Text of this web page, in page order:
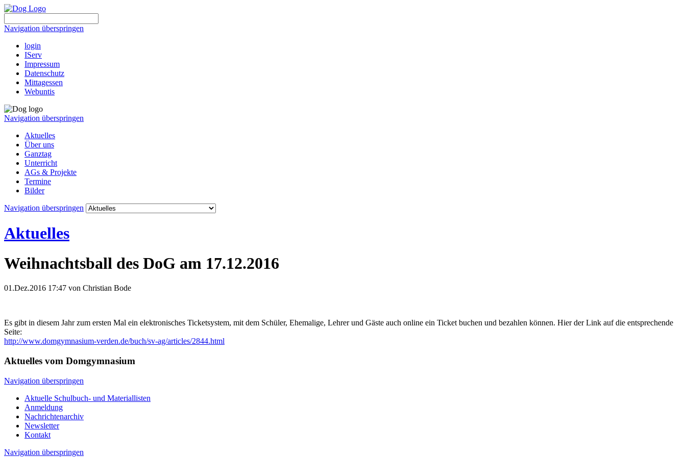
Navigation überspringen
login
IServ
Impressum
Datenschutz
Mittagessen
Webuntis
Navigation überspringen
Aktuelles
Über uns
Ganztag
Unterricht
AGs & Projekte
Termine
Bilder
Navigation überspringen
Aktuelles
Weihnachtsball des DoG am 17.12.2016
01.Dez.2016 17:47 von Christian Bode
Es gibt in diesem Jahr zum ersten Mal ein elektronisches Ticketsystem, mit dem Schüler, Ehemalige, Lehrer und Gäste auch online ein Ticket buchen und bezahlen können. Hier der Link auf die entsprechende
Seite:
http://www.domgymnasium-verden.de/buch/sv-ag/articles/2844.html
Aktuelles vom Domgymnasium
Navigation überspringen
Aktuelle Schulbuch- und Materiallisten
Anmeldung
Nachrichtenarchiv
Newsletter
Kontakt
Navigation überspringen